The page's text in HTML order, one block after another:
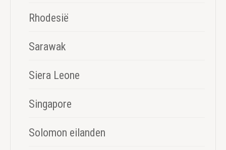
Rhodesië
Sarawak
Siera Leone
Singapore
Solomon eilanden